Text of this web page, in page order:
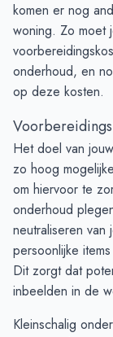
komen er nog
woning. Zo moet
onderhoud, en
op deze kosten.
Het doel van
zo hoog
om hiervoor te
onderhoud
neutraliseren van
persoonlijke
Dit zorgt dat
inbeelden in de
Kleinschalig